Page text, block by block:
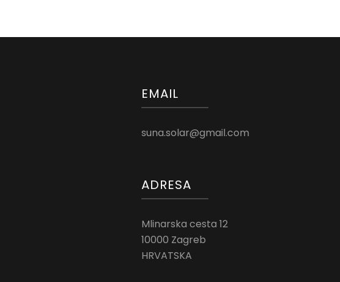
EMAIL
suna.solar@gmail.com
ADRESA
Mlinarska cesta 12
10000 Zagreb
HRVATSKA